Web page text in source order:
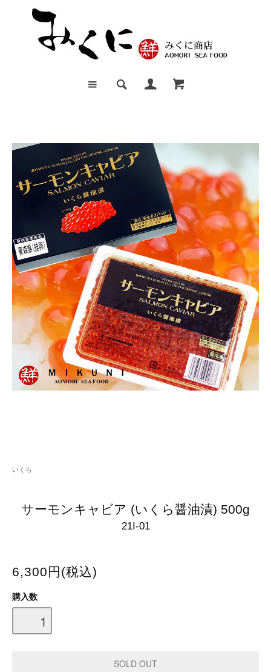
いくら
サーモンキャビア (いくら醤油漬) 500g
21I-01
6,300円(税込)
購入数